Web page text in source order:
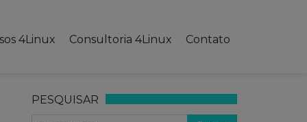
4Linux Consultoria 4Linux Contato
PESQUISAR